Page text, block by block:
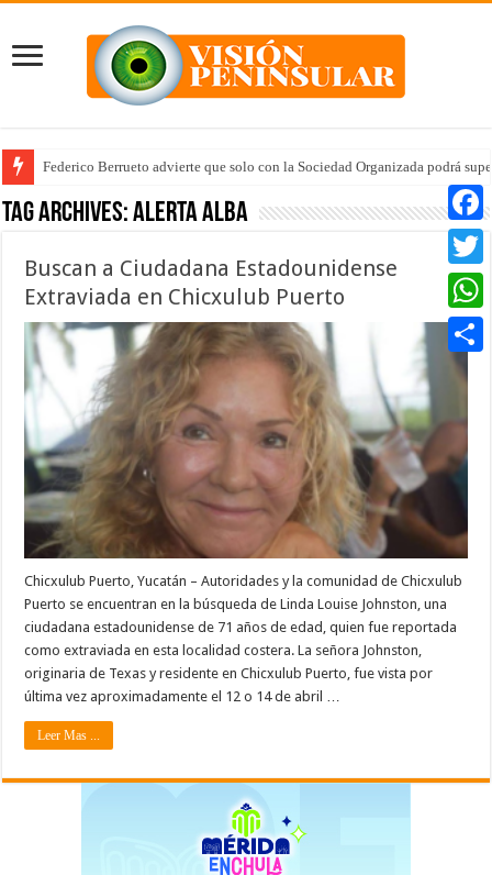
Federico Berrueto advierte que solo con la Sociedad Organizada podrá
Tag Archives:Alerta Alba
Buscan a Ciudadana Estadounidense
Extraviada en Chicxulub Puerto
Chicxulub Puerto, Yucatán – Autoridades y la comunidad de Chicxulub
Puerto se encuentran en la búsqueda de Linda Louise Johnston, una
ciudadana estadounidense de 71 años de edad, quien fue reportada
como extraviada en esta localidad costera. La señora Johnston,
originaria de Texas y residente en Chicxulub Puerto, fue vista por
última vez aproximadamente el 12 o 14 de abril …
Leer Mas ...
Twitter